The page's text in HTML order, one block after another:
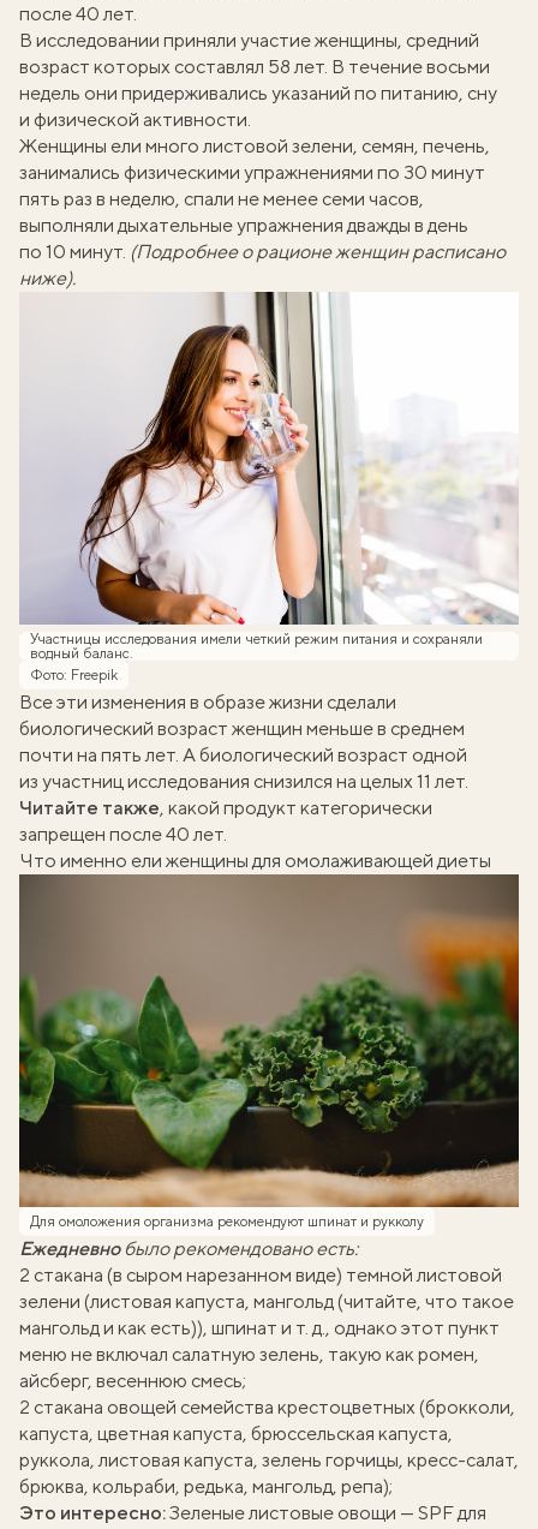
после 40 лет.
В исследовании приняли участие женщины, средний
возраст которых составлял 58 лет. В течение восьми
недель они придерживались указаний по питанию, сну
и физической активности.
Женщины ели много листовой зелени, семян, печень,
занимались физическими упражнениями по 30 минут
пять раз в неделю, спали не менее семи часов,
выполняли дыхательные упражнения дважды в день
по 10 минут. (Подробнее о рационе женщин расписано
ниже).
Участницы исследования имели четкий режим питания и сохраняли
водный баланс.
Фото: Freepik
Все эти изменения в образе жизни сделали
биологический возраст женщин меньше в среднем
почти на пять лет. А биологический возраст одной
из участниц исследования снизился на целых 11 лет.
Читайте также, какой продукт категорически
запрещен после 40 лет.
Что именно ели женщины для омолаживающей диеты
Для омоложения организма рекомендуют шпинат и рукколу
Ежедневнобыло рекомендовано есть:
2 стакана (в сыром нарезанном виде) темной листовой
зелени (листовая капуста, мангольд (читайте, что такое
мангольд и как есть)), шпинат и т. д., однако этот пункт
меню не включал салатную зелень, такую как ромен,
айсберг, весеннюю смесь;
2 стакана овощей семейства крестоцветных (брокколи,
капуста, цветная капуста, брюссельская капуста,
руккола, листовая капуста, зелень горчицы, кресс-салат,
брюква, кольраби, редька, мангольд, репа);
Это интересно:Зеленые листовые овощи — SPF для